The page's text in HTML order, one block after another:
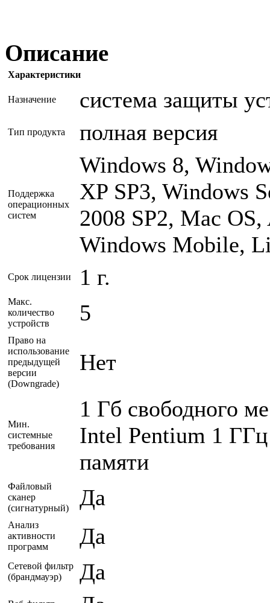
Описание
Характеристики
Назначение система защиты
Тип продукта полная версия
Поддержка
операционных
систем
Windows 8,
XP SP3, Windows
2008 SP2, Mac
Windows Mobile,
Срок лицензии 1 г.
Макс.
количество
устройств
5
Право на
использование
предыдущей
версии
(Downgrade)
Нет
Мин.
системные
требования
1 Гб свободного
Intel Pentium 1
памяти
Файловый
сканер
(сигнатурный)
Да
Анализ
активности
программ
Да
Сетевой фильтр
(брандмауэр)
Да